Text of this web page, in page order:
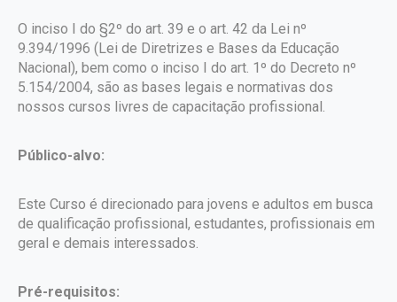
O inciso I do §2º do art. 39 e o art. 42 da Lei nº
9.394/1996 (Lei de Diretrizes e Bases da Educação
Nacional), bem como o inciso I do art. 1º do Decreto nº
5.154/2004, são as bases legais e normativas dos
nossos cursos livres de capacitação profissional.
Público-alvo:
Este Curso é direcionado para jovens e adultos em busca
de qualificação profissional, estudantes, profissionais em
geral e demais interessados.
Pré-requisitos: